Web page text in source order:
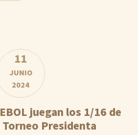
11
JUNIO
2024
juegan los 1/16 de
Presidenta